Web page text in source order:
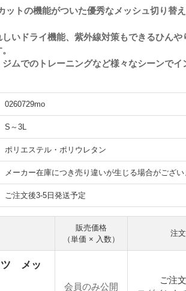
ットの機能がついた優秀なメッシュ切り替
いドライ機能、紫外線対策もできるひんや
ムでのトレーニングなど様々なシーンでイ
0260729mo
S～3L
ポリエステル・ポリウレタン
メーカー在庫につき売り違いが生じる場合がござい
ご注文後3-5日発送予定
販売価格
（単価 × 入数）
注
ツ メッ
会員のみ公開
ご注